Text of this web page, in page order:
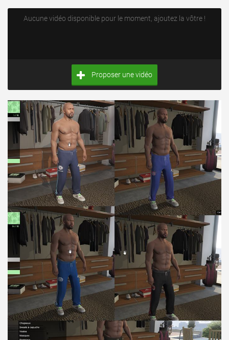
Aucune vidéo disponible pour le moment, ajoutez la vôtre !
Proposer une vidéo